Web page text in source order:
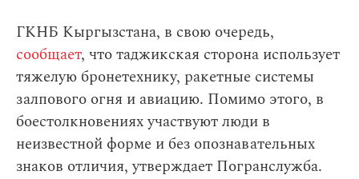
ГКНБ Кыргызстана, в свою очередь,
сообщает, что таджикская сторона использует
тяжелую бронетехнику, ракетные системы
залпового огня и авиацию. Помимо этого, в
боестолкновениях участвуют люди в
неизвестной форме и без опознавательных
знаков отличия, утверждает Погранслужба.